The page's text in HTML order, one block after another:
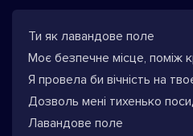
Ти як лавандове поле
Моє безпечне місце, поміж
Я провела би вічність на
Дозволь мені тихенько
Лавандове поле